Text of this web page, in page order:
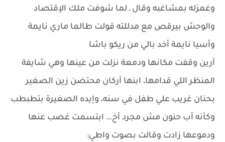
وغمزله بمشاغبه وقال ـ لما شوفت ملك الإقتصاد
والوحش بيرقص مع مدللته قولت طالما ماري نايمة
وأسيا نايمة أخد بالي من ريكو باشا
آرين وقفت مكانها ودمعة نزلت من عينها وهي شايفة
المنظر اللي قدامها، ابنها أركان محتضن زين الصغير
بحنان غريب علي طفل في سنه، وإيده الصغيرة بتطبطب
وكأنه أب حنون مش مجرد أخ… ابتسمت غصب عنها
ودموعها زادت وقالت بصوت واطي: